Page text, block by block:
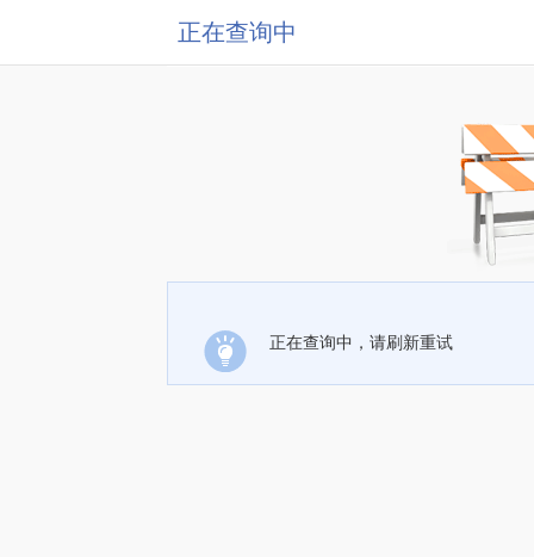
正在查询中
正在查询中，请刷新重试